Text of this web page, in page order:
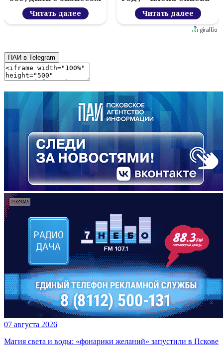
новый цифровой
проектЧитать далее Читать далее
ПАИ в Telegram
07 августа 2026
Магия света и воды: «фонарики желаний» запустили в Пскове